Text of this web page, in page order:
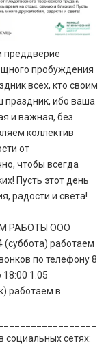
преддверие
пробуждения
всех, кто своим
праздник, ибо ваша
и важная, без
коллектив
от
чтобы всегда
Пусть этот день
радости и света!
РАБОТЫ ООО
работаем
по телефону 8
18:00 1.05
работаем в
социальных сетях: